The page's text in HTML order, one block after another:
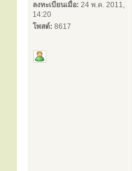
ลงทะเบียนเมื่อ: 24 พ.ค. 2011,
14:20
โพสต์: 8617